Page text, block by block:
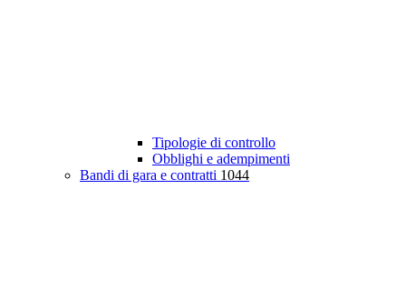
Tipologie di controllo
Obblighi e adempimenti
Bandi di gara e contratti 1044